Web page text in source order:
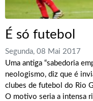
É só futebol
Segunda, 08 Mai 2017
Uma antiga “sabedoria
neologismo, diz que é
clubes de futebol do Rio
O motivo seria a intensa